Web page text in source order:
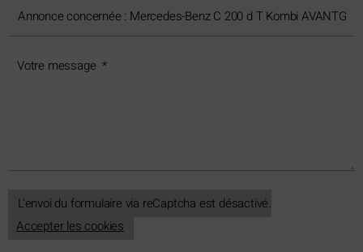
L'envoi du formulaire via reCaptcha est désactivé.
Accepter les cookies